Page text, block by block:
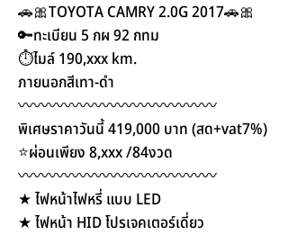
🚗🎀TOYOTA CAMRY 2.0G 2017🚗🎀
🔑ทะเบียน 5 กผ 92 กทม
⏱ไมล์ 190,xxx km.
ภายนอกสีเทา-ดำ
〰️〰️〰️〰️〰️〰️〰️〰️〰️〰️〰️〰️〰️
พิเศษราคาวันนี้ 419,000 บาท (สด+vat7%)
⭐️ผ่อนเพียง 8,xxx /84งวด
〰️〰️〰️〰️〰️〰️〰️〰️〰️〰️〰️〰️〰️
★ ไฟหน้าไฟหรี่ แบบ LED
★ ไฟหน้า HID โปรเจคเตอร์เดี่ยว